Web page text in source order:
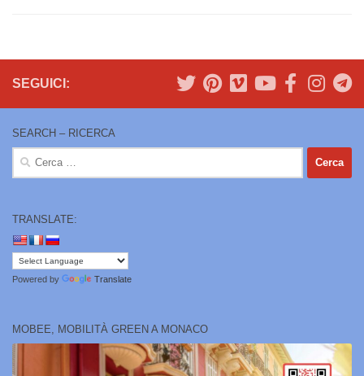
SEGUICI:
SEARCH – RICERCA
Ricerca
TRANSLATE:
Powered by Translate
MOBEE, MOBILITÀ GREEN A MONACO